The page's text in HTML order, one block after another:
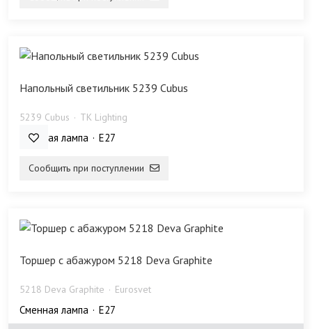
Напольный светильник 5239 Cubus
5239 Cubus TK Lighting
Сменная лампа E27
Сообщить при поступлении
Торшер с абажуром 5218 Deva Graphite
5218 Deva Graphite Eurosvet
Сменная лампа E27